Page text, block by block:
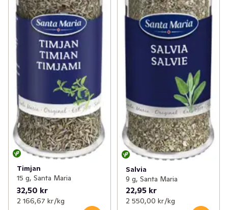
Timjan
15 g, Santa Maria
32,50 kr
2 166,67 kr /kg
Salvia
9 g, Santa Maria
22,95 kr
2 550,00 kr /kg